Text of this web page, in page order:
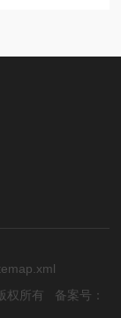
权所有 备案号：